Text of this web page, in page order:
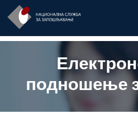
подношење